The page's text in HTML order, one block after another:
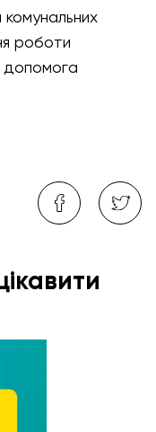
роботи
допомога